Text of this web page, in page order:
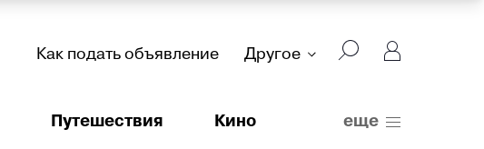
Как подать объявление Другое
Путешествия Кино еще